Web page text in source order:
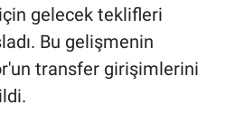
gelecek teklifleri
Bu gelişmenin
transfer girişimlerini